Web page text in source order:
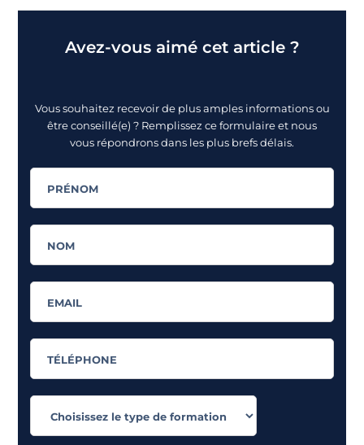
Avez-vous aimé cet article ?
Vous souhaitez recevoir de plus amples informations ou
être conseillé(e) ? Remplissez ce formulaire et nous
vous répondrons dans les plus brefs délais.